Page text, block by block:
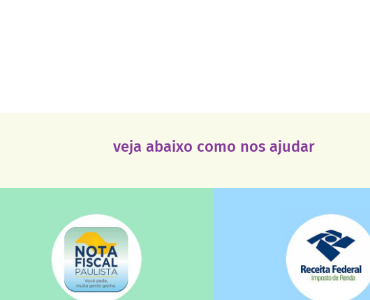
veja abaixo como nos ajudar
saiba mais saiba mais